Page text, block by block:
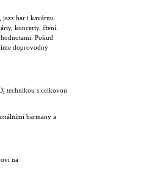
bar i kavárnu.
koncerty, čtení.
Pokud
doprovodný
technikou s celkovou
barmany a
na